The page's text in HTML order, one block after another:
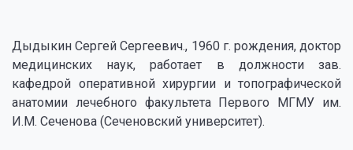
Дыдыкин Сергей Сергеевич., 1960 г. рождения, доктор
медицинских наук, работает в должности зав.
кафедрой оперативной хирургии и топографической
анатомии лечебного факультета Первого МГМУ им.
И.М. Сеченова (Сеченовский университет).